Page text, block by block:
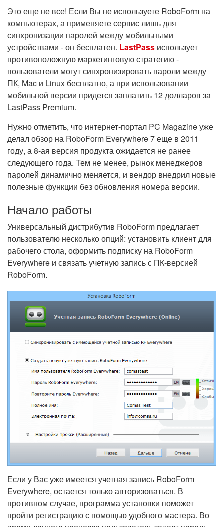
Это еще не все! Если Вы не используете RoboForm на
компьютерах, а применяете сервис лишь для
синхронизации паролей между мобильными
устройствами - он бесплатен. LastPass использует
противоположную маркетинговую стратегию -
пользователи могут синхронизировать пароли между
ПК, Mac и Linux бесплатно, а при использовании
мобильной версии придется заплатить 12 долларов за
LastPass Premium.
Нужно отметить, что интернет-портал PC Magazine уже
делал обзор на RoboForm Everywhere 7 еще в 2011
году, а 8-ая версия продукта ожидается не ранее
следующего года. Тем не менее, рынок менеджеров
паролей динамично меняется, и вендор внедрил новые
полезные функции без обновления номера версии.
Начало работы
Универсальный дистрибутив RoboForm предлагает
пользователю несколько опций: установить клиент для
рабочего стола, оформить подписку на RoboForm
Everywhere и связать учетную запись с ПК-версией
RoboForm.
Если у Вас уже имеется учетная запись RoboForm
Everywhere, остается только авторизоваться. В
противном случае, программа установки поможет
пройти регистрацию с помощью удобного мастера. Во